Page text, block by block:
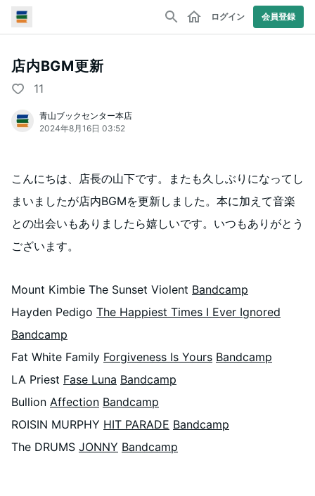
ログイン 会員登録
店内BGM更新
11
青山ブックセンター本店
2024年8月16日 03:52
こんにちは、店長の山下です。またも久しぶりになってし
まいましたが店内BGMを更新しました。本に加えて音楽
との出会いもありましたら嬉しいです。いつもありがとう
ございます。
Mount Kimbie The Sunset Violent Bandcamp
Hayden Pedigo The Happiest Times I Ever Ignored
Bandcamp
Fat White Family Forgiveness Is Yours Bandcamp
LA Priest Fase Luna Bandcamp
Bullion Affection Bandcamp
ROISIN MURPHY HIT PARADE Bandcamp
The DRUMS JONNY Bandcamp